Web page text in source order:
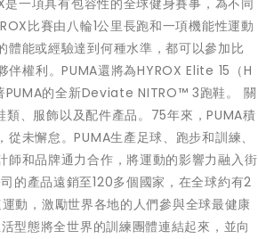
一項具有包容性的全球健身賽事，為不同
比賽由八輪1公里長跑和一項機能性運動
能或經驗達到何種水準，都可以參加比
權利。PUMA還將為HYROX Elite 15（H
PUMA的全新Deviate NITRO™ 3跑鞋。 關
、服飾以及配件產品。75年來，PUMA積
未懈怠。PUMA生產足球、跑步和訓練、
和品牌通力合作，將運動的影響力融入街
產品遠銷至120多個國家，在全球約有2
動，激勵世界各地的人們參與全球最健康
型態將全世界的訓練團體連結起來，並向